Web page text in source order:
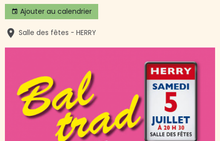
Ajouter au calendrier
Salle des fêtes - HERRY